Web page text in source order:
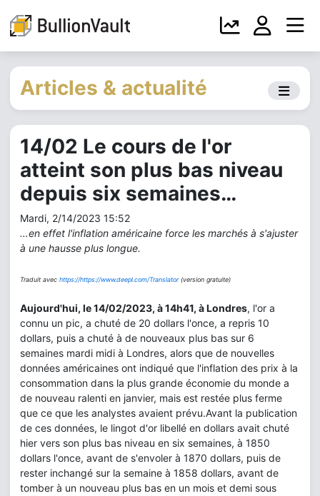
Articles & actualité
14/02 Le cours de l'or
atteint son plus bas niveau
depuis six semaines…
Mardi, 2/14/2023 15:52
…en effet l'inflation américaine force les marchés à s'ajuster
à une hausse plus longue.
Traduit avec https://https://www.deepl.com/Translator(version gratuite)
Aujourd'hui, le 14/02/2023, à 14h41, à Londres, l'or a
connu un pic, a chuté de 20 dollars l'once, a repris 10
dollars, puis a chuté à de nouveaux plus bas sur 6
semaines mardi midi à Londres, alors que de nouvelles
données américaines ont indiqué que l'inflation des prix à la
consommation dans la plus grande économie du monde a
de nouveau ralenti en janvier, mais est restée plus ferme
que ce que les analystes avaient prévu.Avant la publication
de ces données, le lingot d'or libellé en dollars avait chuté
hier vers son plus bas niveau en six semaines, à 1850
dollars l'once, avant de s'envoler à 1870 dollars, puis de
rester inchangé sur la semaine à 1858 dollars, avant de
tomber à un nouveau plus bas en un mois et demi sous